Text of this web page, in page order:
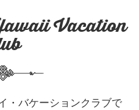
Vacation
・バケーションクラブで